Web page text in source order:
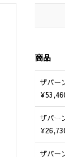
商品
ザバ
¥
ザバ
¥
ザバ